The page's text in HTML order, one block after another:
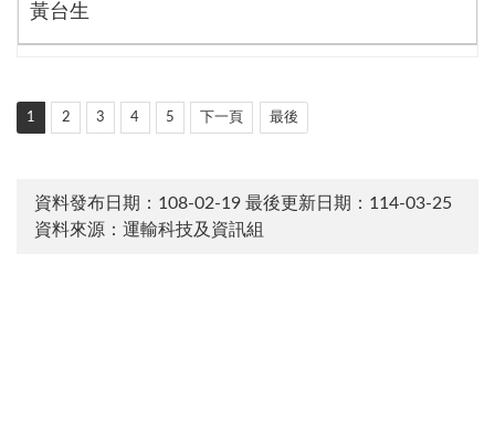
黃台生
1 2 3 4 5 下一頁 最後
資料發布日期：108-02-19 最後更新日期：114-03-25
資料來源：運輸科技及資訊組